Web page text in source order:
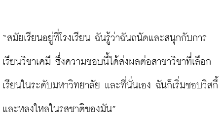
“สมัยเรียนอยู่ที่โรงเรียน ฉันรู้ว่าฉันถนัดและสนุกกับการ
เรียนวิชาเคมี ซึ่งความชอบนี้ได้ส่งผลต่อสาขาวิชาที่เลือก
เรียนในระดับมหาวิทยาลัย และที่นั่นเอง ฉันก็เริ่มชอบวิสกี้
และหลงใหลในรสชาติของมัน”